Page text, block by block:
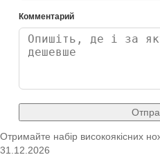
Комментарий
Отримайте набір високоякісних
31.12.2026